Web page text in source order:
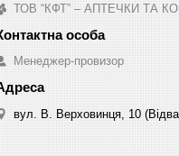
ТОВ “КФТ” – АПТЕЧКИ ТА
Менеджер-провизор
вул. В. Верховинця, 10